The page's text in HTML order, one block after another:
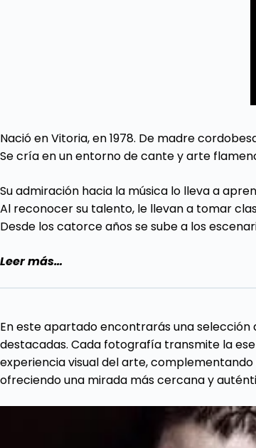
Nació en Vitoria, en 1978. De madre
Se cría en un entorno de cante y arte
Su admiración hacia la música lo lleva a
Al reconocer su talento, le llevan a tomar
Desde los catorce años se sube a los
Leer más…
En este apartado encontrarás una
destacadas. Cada fotografía transmite la
experiencia visual del arte,
ofreciendo una mirada más cercana y